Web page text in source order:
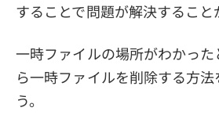
することで問題が解決すること
一時ファイルの場所がわかっ
ら一時ファイルを削除する方法
う。